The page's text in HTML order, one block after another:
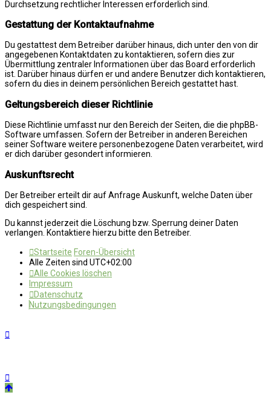
Durchsetzung rechtlicher Interessen erforderlich sind.
Gestattung der Kontaktaufnahme
Du gestattest dem Betreiber darüber hinaus, dich unter den von dir
angegebenen Kontaktdaten zu kontaktieren, sofern dies zur
Übermittlung zentraler Informationen über das Board erforderlich
ist. Darüber hinaus dürfen er und andere Benutzer dich kontaktieren,
sofern du dies in deinem persönlichen Bereich gestattet hast.
Geltungsbereich dieser Richtlinie
Diese Richtlinie umfasst nur den Bereich der Seiten, die die phpBB-
Software umfassen. Sofern der Betreiber in anderen Bereichen
seiner Software weitere personenbezogene Daten verarbeitet, wird
er dich darüber gesondert informieren.
Auskunftsrecht
Der Betreiber erteilt dir auf Anfrage Auskunft, welche Daten über
dich gespeichert sind.
Du kannst jederzeit die Löschung bzw. Sperrung deiner Daten
verlangen. Kontaktiere hierzu bitte den Betreiber.
Startseite Foren-Übersicht
Alle Zeiten sind UTC+02:00
Alle Cookies löschen
Impressum
Datenschutz
Nutzungsbedingungen